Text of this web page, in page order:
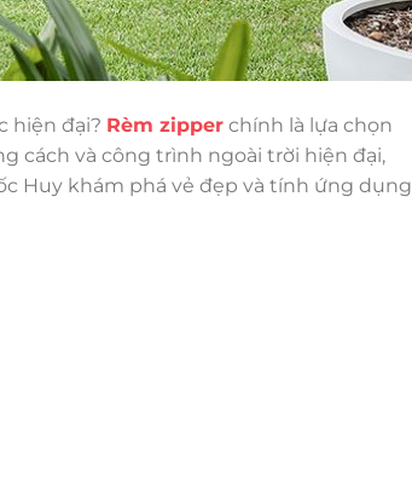
hiện đại? Rèm zipper chính là lựa chọn
cách và công trình ngoài trời hiện đại,
Huy khám phá vẻ đẹp và tính ứng dụng